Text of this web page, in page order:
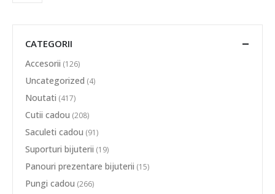
CATEGORII
Accesorii (126)
Uncategorized (4)
Noutati (417)
Cutii cadou (208)
Saculeti cadou (91)
Suporturi bijuterii (19)
Panouri prezentare bijuterii (15)
Pungi cadou (266)